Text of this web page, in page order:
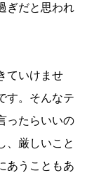
ぎだと思われ
ていけませ
す。そんなテ
ったらいいの
、厳しいこと
あうこともあ